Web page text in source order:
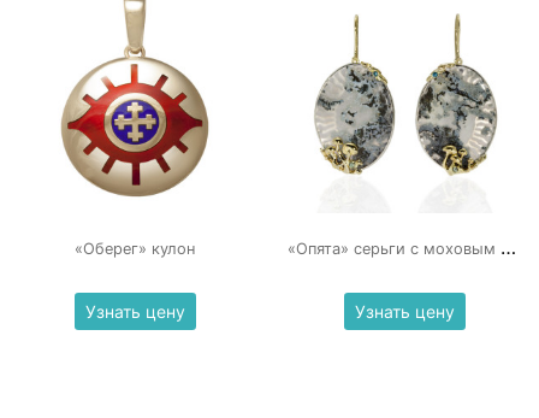
«Оберег» кулон
Узнать цену
«
Опята» серьги с моховым агатом
Узнать цену